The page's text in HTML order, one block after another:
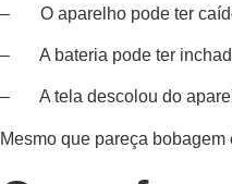
– O aparelho pode ter
– A bateria pode ter
– A tela descolou do
Mesmo que pareça